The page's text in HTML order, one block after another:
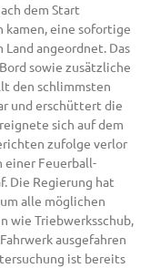
dem Start
kamen, eine sofortige
angeordnet. Das
sowie zusätzliche
den schlimmsten
und erschüttert die
sich auf dem
zufolge verlor
einer Feuerball-
Die Regierung hat
alle möglichen
wie Triebwerksschub,
ausgefahren
ist bereits